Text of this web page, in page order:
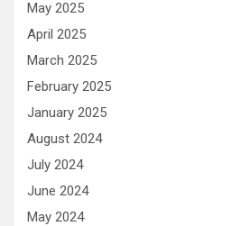
May 2025
April 2025
March 2025
February 2025
January 2025
August 2024
July 2024
June 2024
May 2024